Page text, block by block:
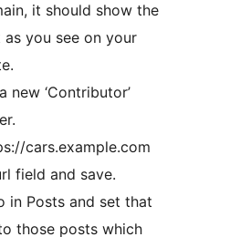
it should show the
you see on your
new ‘Contributor’
cars.example.com
field and save.
in Posts and set that
those posts which